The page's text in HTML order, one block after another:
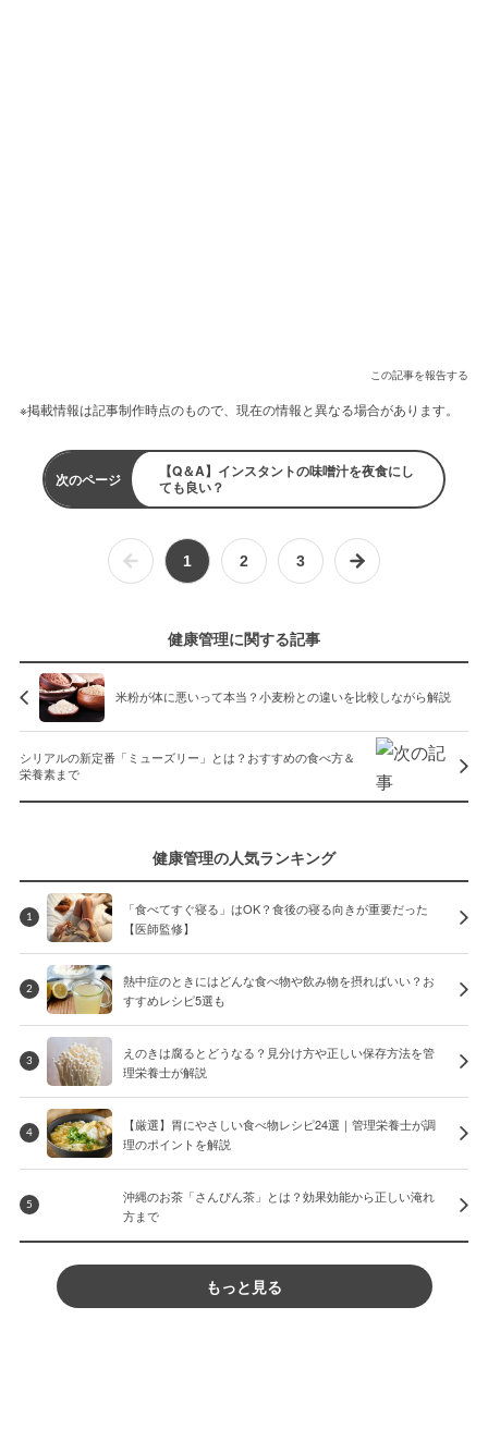
この記事を報告する
※掲載情報は記事制作時点のもので、現在の情報と異なる場合があります。
次のページ
【Q＆A】インスタントの味噌汁を夜食にし
ても良い？
1 2 3
健康管理に関する記事
米粉が体に悪いって本当？小麦粉との違いを比較しながら解説
シリアルの新定番「ミューズリー」とは？おすすめの食べ方＆
栄養素まで
健康管理の人気ランキング
1
「食べてすぐ寝る」はOK？食後の寝る向きが重要だった
【医師監修】
2
熱中症のときにはどんな食べ物や飲み物を摂ればいい？お
すすめレシピ5選も
3
えのきは腐るとどうなる？見分け方や正しい保存方法を管
理栄養士が解説
4
【厳選】胃にやさしい食べ物レシピ24選｜管理栄養士が調
理のポイントを解説
5
沖縄のお茶「さんぴん茶」とは？効果効能から正しい淹れ
方まで
もっと見る